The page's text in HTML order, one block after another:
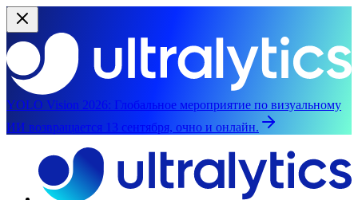
YOLO Vision 2026: Глобальное мероприятие по визуальному
ИИ возвращается 13 сентября, очно и онлайн.